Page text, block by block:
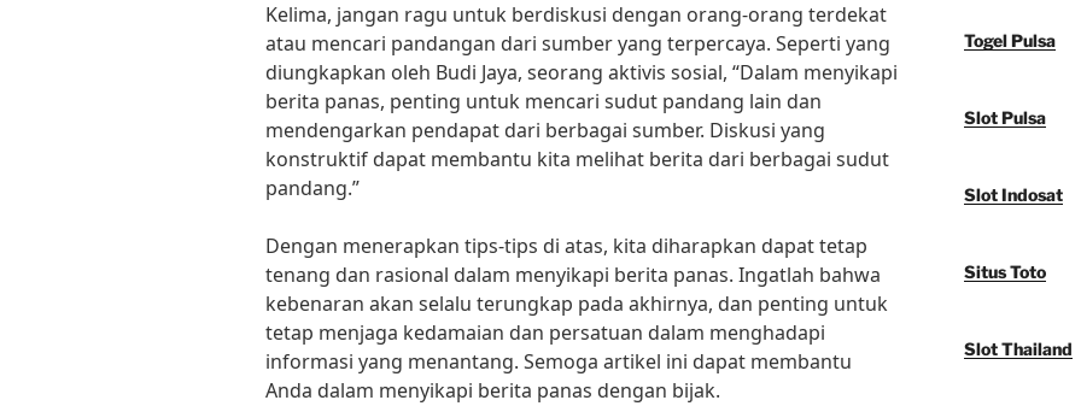
Kelima, jangan ragu untuk berdiskusi dengan orang-orang terdekat
atau mencari pandangan dari sumber yang terpercaya. Seperti yang
diungkapkan oleh Budi Jaya, seorang aktivis sosial, “Dalam menyikapi
berita panas, penting untuk mencari sudut pandang lain dan
mendengarkan pendapat dari berbagai sumber. Diskusi yang
konstruktif dapat membantu kita melihat berita dari berbagai sudut
pandang.”
Dengan menerapkan tips-tips di atas, kita diharapkan dapat tetap
tenang dan rasional dalam menyikapi berita panas. Ingatlah bahwa
kebenaran akan selalu terungkap pada akhirnya, dan penting untuk
tetap menjaga kedamaian dan persatuan dalam menghadapi
informasi yang menantang. Semoga artikel ini dapat membantu
Anda dalam menyikapi berita panas dengan bijak.
Togel Pulsa
Slot Pulsa
Slot Indosat
Situs Toto
Slot Thailand